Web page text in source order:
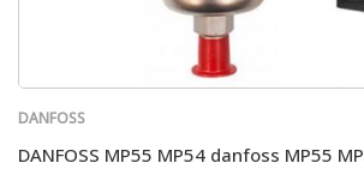
DANFOSS
DANFOSS MP55 MP54 danfoss MP55